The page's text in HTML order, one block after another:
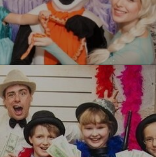
Холодное сердеце